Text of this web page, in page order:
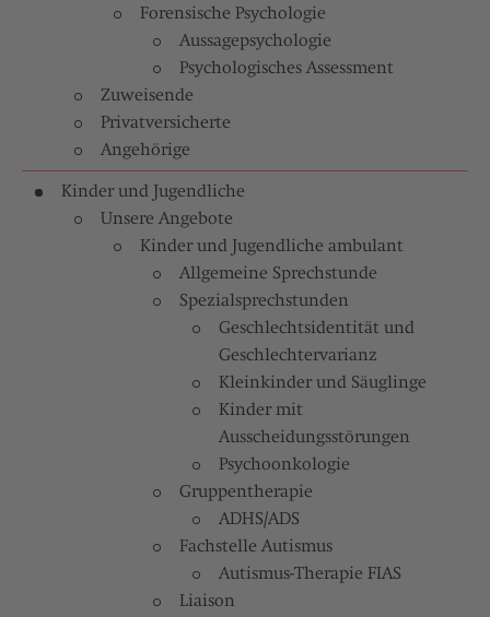
Forensische Psychologie
Aussagepsychologie
Psychologisches Assessment
Zuweisende
Privatversicherte
Angehörige
Kinder und Jugendliche
Unsere Angebote
Kinder und Jugendliche ambulant
Allgemeine Sprechstunde
Spezialsprechstunden
Geschlechtsidentität und
Geschlechtervarianz
Kleinkinder und Säuglinge
Kinder mit
Ausscheidungsstörungen
Psychoonkologie
Gruppentherapie
ADHS/ADS
Fachstelle Autismus
Autismus-Therapie FIAS
Liaison